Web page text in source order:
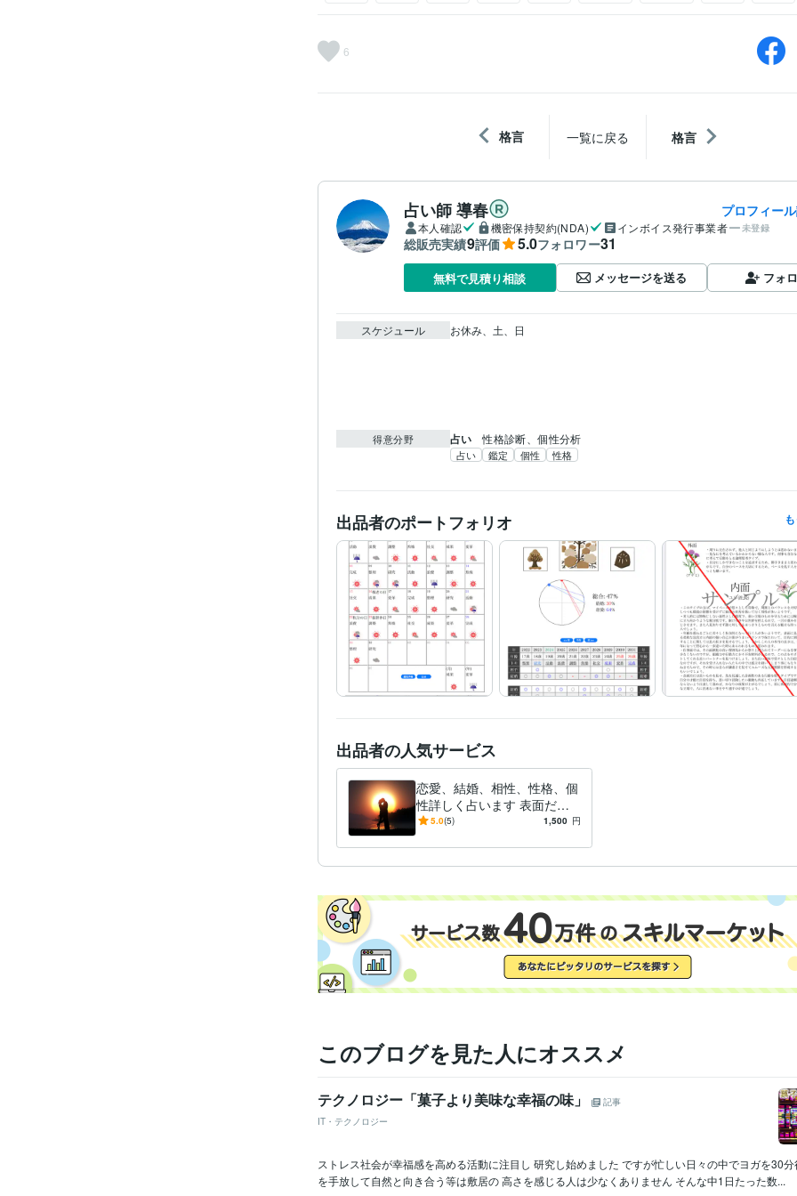
6
格言 一覧に戻る 格言
占い師 導春 プロフィー
本人確認 機密保持契約(NDA) インボイス発行事業者 未登録
総販売実績9評価 5.0フォロワー31
無料で見積り相談 メッセージを送る フォ
スケジュール お休み、土、日
得意分野 占い 性格診断、個性分析
占い 鑑定 個性 性格
出品者のポートフォリオ
出品者の人気サービス
恋愛、結婚、相性、性格、個
性詳しく占います 表面だけ
ではわからない本当の自分自
5.0(5) 1,500 円
このブログを見た人にオススメ
テクノロジー「菓子より美味な幸福の味」
記事
IT・テクノロジー
ストレス社会が幸福感を高める活動に注目し 研究し始めました ですが忙しい日々の中でヨガを30
を手放して自然と向き合う等は敷居の 高さを感じる人は少なくありません そんな中1日たった数...